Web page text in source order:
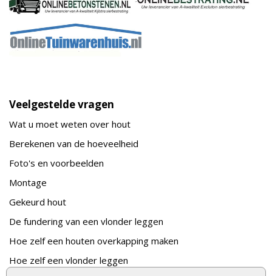
Veelgestelde vragen
Wat u moet weten over hout
Berekenen van de hoeveelheid
Foto's en voorbeelden
Montage
Gekeurd hout
De fundering van een vlonder leggen
Hoe zelf een houten overkapping maken
Hoe zelf een vlonder leggen